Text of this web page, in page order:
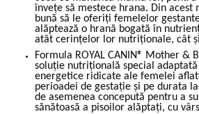
învețe să mestece hrana. Din acest
bună să le oferiți femelelor
alăptează o hrană bogată în
atât cerințelor lor nutriționale, cât
Formula ROYAL CANIN® Mother &
soluție nutrițională special
energetice ridicate ale femelei
perioadei de gestație și pe durata
de asemenea concepută pentru a
sănătoasă a pisoilor alăptați, cu